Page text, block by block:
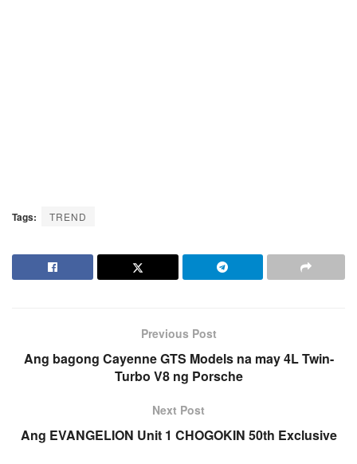
Tags: TREND
Previous Post
Ang bagong Cayenne GTS Models na may 4L Twin-
Turbo V8 ng Porsche
Next Post
Ang EVANGELION Unit 1 CHOGOKIN 50th Exclusive